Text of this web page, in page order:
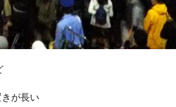
が長い